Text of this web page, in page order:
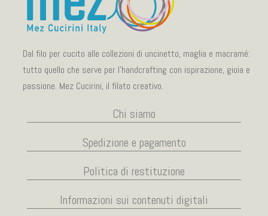
Dal filo per cucito alle collezioni di uncinetto, maglia e macramé:
tutto quello che serve per l’handcrafting con ispirazione, gioia e
passione. Mez Cucirini, il filato creativo.
Chi siamo
Spedizione e pagamento
Politica di restituzione
Informazioni sui contenuti digitali